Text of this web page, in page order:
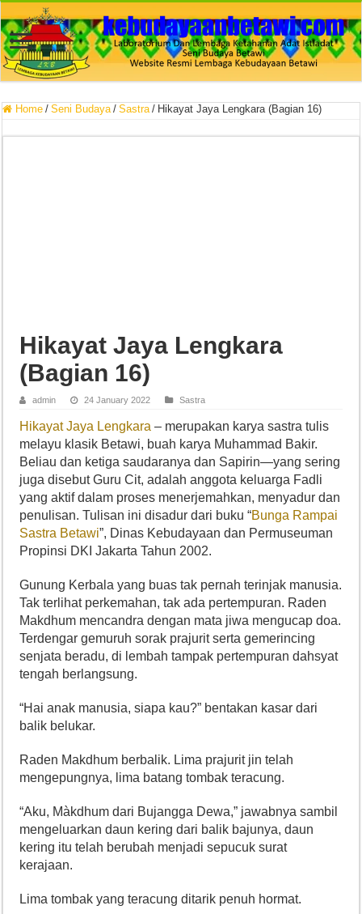
Home / Seni Budaya / Sastra / Hikayat Jaya Lengkara (Bagian 16)
Hikayat Jaya Lengkara
(Bagian 16)
admin 24 January 2022 Sastra
Hikayat Jaya Lengkara – merupakan karya sastra tulis
melayu klasik Betawi, buah karya Muhammad Bakir.
Beliau dan ketiga saudaranya dan Sapirin—yang sering
juga disebut Guru Cit, adalah anggota keluarga Fadli
yang aktif dalam proses menerjemahkan, menyadur dan
penulisan. Tulisan ini disadur dari buku “Bunga Rampai
Sastra Betawi”, Dinas Kebudayaan dan Permuseuman
Propinsi DKI Jakarta Tahun 2002.
Gunung Kerbala yang buas tak pernah terinjak manusia.
Tak terlihat perkemahan, tak ada pertempuran. Raden
Makdhum mencandra dengan mata jiwa mengucap doa.
Terdengar gemuruh sorak prajurit serta gemerincing
senjata beradu, di lembah tampak pertempuran dahsyat
tengah berlangsung.
“Hai anak manusia, siapa kau?” bentakan kasar dari
balik belukar.
Raden Makdhum berbalik. Lima prajurit jin telah
mengepungnya, lima batang tombak teracung.
“Aku, Màkdhum dari Bujangga Dewa,” jawabnya sambil
mengeluarkan daun kering dari balik bajunya, daun
kering itu telah berubah menjadi sepucuk surat
kerajaan.
Lima tombak yang teracung ditarik penuh hormat.